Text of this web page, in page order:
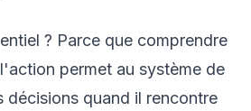
? Parce que comprendre
permet au système de
décisions quand il rencontre